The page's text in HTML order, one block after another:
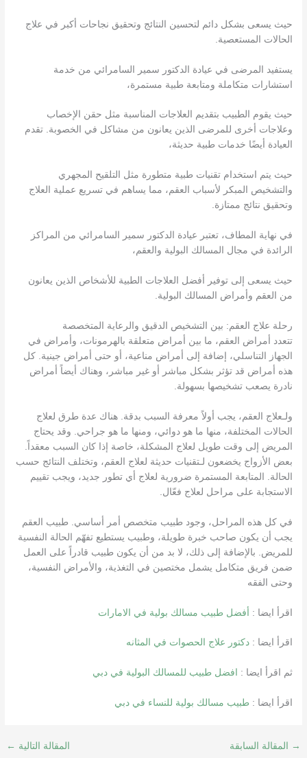
حيث يسعى بشكل دائم لتحسين النتائج وتحقيق نجاحات أكبر في علاج
الحالات المستعصية.
يستفيد المرضى في عيادة الدكتور سمير السامرائي من خدمة
استشارات متكاملة ومتابعة طبية مستمرة،
حيث يقوم الطبيب بتقديم العلاجات المناسبة مثل حقن الإخصاب
وعلاجات أخرى للمرضى الذين يعانون من مشاكل في الخصوبة. تقدم
العيادة أيضًا خدمات طبية حديثة،
حيث يتم استخدام تقنيات طبية متطورة مثل التلقيح المجهري
والتشخيص المبكر لأسباب العقم، مما يساهم في تسريع عملية العلاج
وتحقيق نتائج ممتازة.
في نهاية المطاف، تعتبر عيادة الدكتور سمير السامرائي من المراكز
الرائدة في مجال المسالك البولية والعقم،
حيث يسعى إلى توفير أفضل العلاجات الطبية للأشخاص الذين يعانون
من العقم وأمراض المسالك البولية.
رحلة علاج العقم: بين التشخيص الدقيق والرعاية المتخصصة
تتعدد أمراض العقم، ما بين أمراض متعلقة بالهرمونات، وأمراض في
الجهاز التناسلي، إضافة إلى أمراض مناعية، أو حتى أمراض جينية. كل
هذه أمراض قد تؤثر بشكل مباشر أو غير مباشر، وهناك أيضاً أمراض
نادرة يصعب تشخيصها بسهولة.
ولـعلاج العقم، يجب أولاً معرفة السبب بدقة. هناك عدة طرق لعلاج
الحالات المختلفة، منها ما هو دوائي، ومنها ما هو جراحي. وقد يحتاج
المريض إلى وقت طويل لعلاج المشكلة، خاصة إذا كان السبب معقداً.
بعض الأزواج يخضعون لـتقنيات حديثة لعلاج العقم، وتختلف النتائج حسب
الحالة. المتابعة المستمرة ضرورية لعلاج أي تطور جديد، ويجب تقييم
الاستجابة على مراحل لعلاج فعّال.
في كل هذه المراحل، وجود طبيب متخصص أمر أساسي. طبيب العقم
يجب أن يكون صاحب خبرة طويلة، وطبيب يستطيع تفهّم الحالة النفسية
للمريض. بالإضافة إلى ذلك، لا بد من أن يكون طبيب قادراً على العمل
ضمن فريق متكامل يشمل مختصين في التغذية، والأمراض النفسية،
وحتى الفقه
اقرأ ايضا : أفضل طبيب مسالك بولية في الامارات
اقرأ ايضا :دكتور علاج الحصوات في المثانه
ثم اقرأ ايضا : افضل طبيب للمسالك البولية في دبي
اقرأ ايضا :طبيب مسالك بولية للنساء في دبي
→ المقالة السابقة المقالة التالية ←